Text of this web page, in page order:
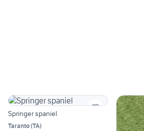
Springer spaniel
Taranto(TA)